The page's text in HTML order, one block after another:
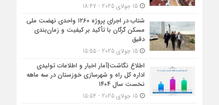
15 جولای 2025 - 18:47
شتاب در اجرای پروژه ۱۲۶۰ واحدی نهضت ملی
مسکن گرگان با تأکید بر کیفیت و زمان‌بندی
دقیق
15 جولای 2025 - 15:55
اطلاع نگاشت|آمار اخبار و اطلاعات تولیدی
اداره کل راه و شهرسازی خوزستان در سه ماهه
نخست سال ۱۴۰۴
15 جولای 2025 - 15:54